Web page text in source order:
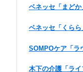
ベネッセ「まどか
ベネッセ「くらら
SOMPOケア「ラ
木下の介護「ライ